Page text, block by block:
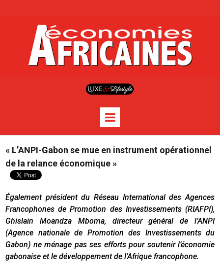
« L’ANPI-Gabon se mue en instrument opérationnel
de la relance économique »
Également président du Réseau International des Agences
Francophones de Promotion des Investissements (RIAFPI),
Ghislain Moandza Mboma, directeur général de l’ANPI
(Agence nationale de Promotion des Investissements du
Gabon) ne ménage pas ses efforts pour soutenir l’économie
gabonaise et le développement de l’Afrique francophone.